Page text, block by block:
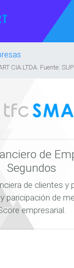
CIA.LTDA. Fuente:
de
Segundos
de clientes y
paricipación de
empresarial.